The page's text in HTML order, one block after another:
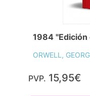
1984 "Edición
ORWELL,
PVP. 15,95€